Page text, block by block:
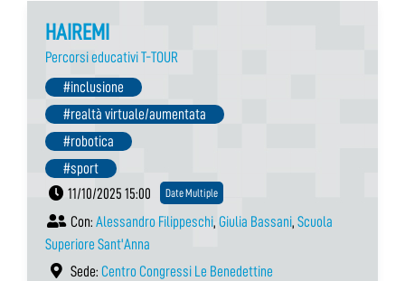
HAIREMI
Percorsi educativi T-TOUR
#inclusione
#realtà virtuale/aumentata
#robotica
#sport
11/10/2025 15:00
Date Multiple
Con: Alessandro Filippeschi, Giulia Bassani, Scuola
Superiore Sant'Anna
Sede: Centro Congressi Le Benedettine